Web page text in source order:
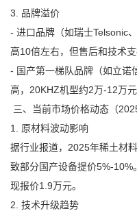
3. 品牌溢价
- 进口品牌（如瑞士Telsonic
高10倍左右，但售后和技术支
- 国产第一梯队品牌（如立诺
高，20KHZ机型约2万-12万元
三、当前市场价格动态（
1. 原材料波动影响
据行业报道，2025年稀土材
致部分国产设备提价5%-
现报价1.9万元。
2. 技术升级趋势